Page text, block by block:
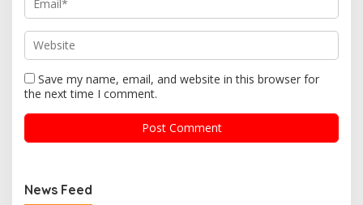
Save my name, email, and website in this browser for
the next time I comment.
News Feed